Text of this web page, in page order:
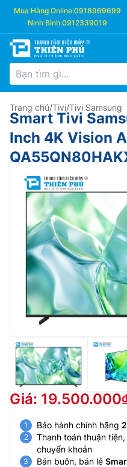
Mua Hàng Online:0918969699
Ninh Bình:0912339019
Trang chủ/Tivi/Tivi Samsung
Smart Tivi
Inch 4K Vision
Giá: 19.500.000
Bảo hành chính hãng
Thanh toán thuận
chuyển khoản
Bán buôn, bán lẻ